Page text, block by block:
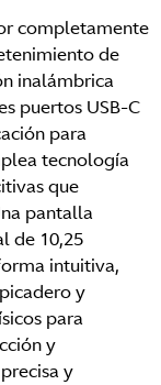
completamente
de
inalámbrica
puertos USB-C
para
tecnología
que
pantalla
de 10,25
intuitiva,
y
para
y
y